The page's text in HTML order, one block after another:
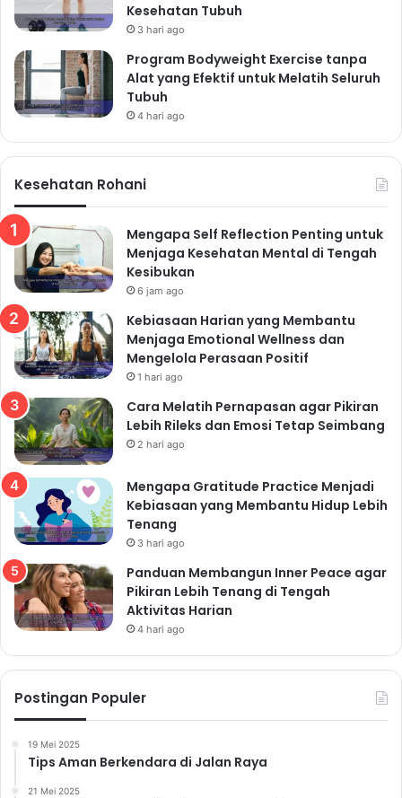
Kesehatan Tubuh
3 hari ago
Program Bodyweight Exercise tanpa
Alat yang Efektif untuk Melatih Seluruh
Tubuh
4 hari ago
Kesehatan Rohani
Mengapa Self Reflection Penting untuk
Menjaga Kesehatan Mental di Tengah
Kesibukan
6 jam ago
Kebiasaan Harian yang Membantu
Menjaga Emotional Wellness dan
Mengelola Perasaan Positif
1 hari ago
Cara Melatih Pernapasan agar Pikiran
Lebih Rileks dan Emosi Tetap Seimbang
2 hari ago
Mengapa Gratitude Practice Menjadi
Kebiasaan yang Membantu Hidup Lebih
Tenang
3 hari ago
Panduan Membangun Inner Peace agar
Pikiran Lebih Tenang di Tengah
Aktivitas Harian
4 hari ago
Postingan Populer
19 Mei 2025
Tips Aman Berkendara di Jalan Raya
21 Mei 2025